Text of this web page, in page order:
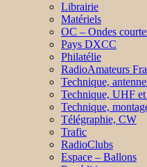
Librairie
Matériels
OC – Ondes
Pays DXCC
Philatélie
RadioAmateurs
Technique,
Technique, UHF
Technique,
Télégraphie, CW
Trafic
RadioClubs
Espace – Ballons